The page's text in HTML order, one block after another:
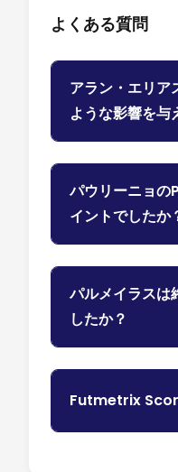
よくある質問
アラン・エリア
ような影響を与
パウリーニョの
イントでしたか
パルメイラスは
したか？
Futmetrix